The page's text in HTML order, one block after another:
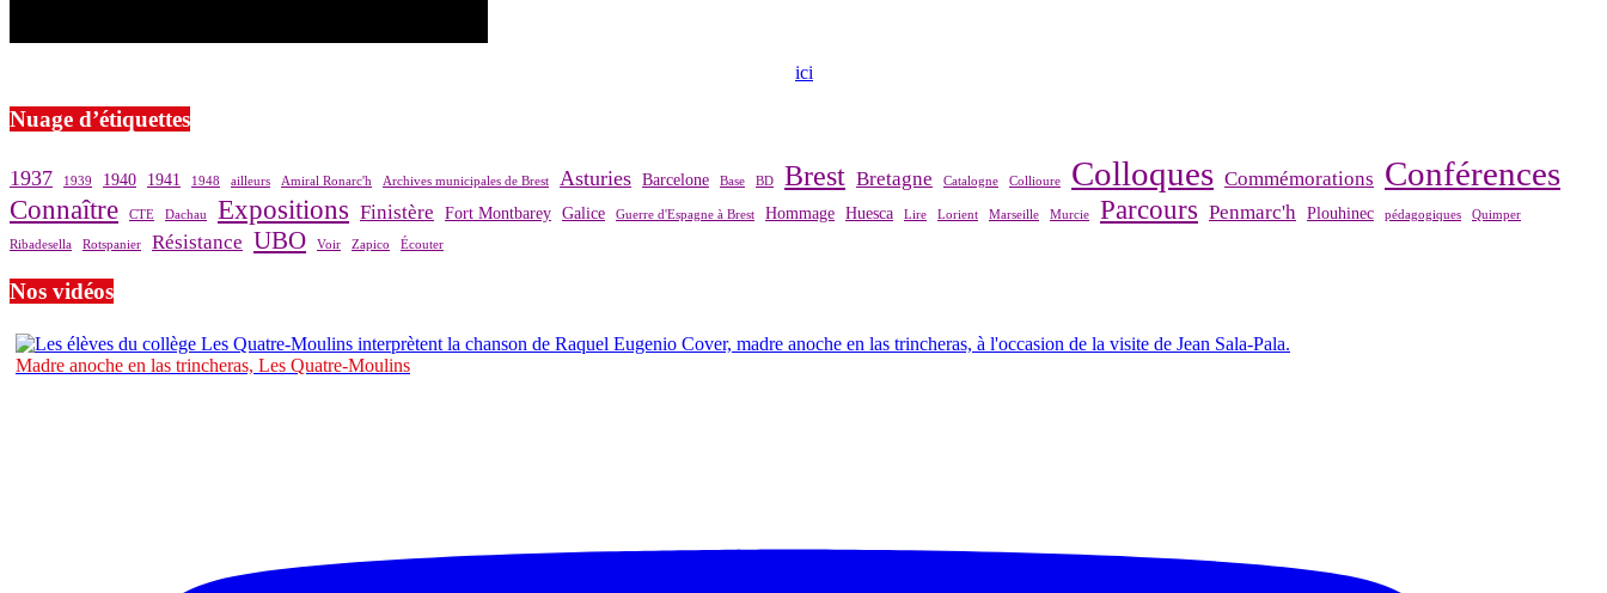
ici
Nuage d’étiquettes
1937 1939 1940 1941 1948 ailleurs Amiral Ronarc'h Archives municipales de Brest Asturies Barcelone Base BD Brest Bretagne Catalogne Collioure Colloques Commémorations Conférences
Connaître CTE Dachau Expositions Finistère Fort Montbarey Galice Guerre d'Espagne à Brest Hommage Huesca Lire Lorient Marseille Murcie Parcours Penmarc'h Plouhinec pédagogiques Quimper
Ribadesella Rotspanier Résistance UBO Voir Zapico Écouter
Nos vidéos
Madre anoche en las trincheras, Les Quatre-Moulins